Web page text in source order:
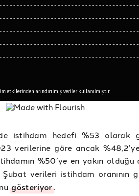
istihdam hedefi %53 olarak
verilerine göre ancak
%50’ye en yakın olduğu
verileri istihdam oranının
gösteriyor.